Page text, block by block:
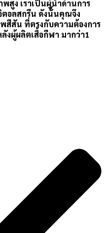
สูง เราเป็นผู้นำด้านการ
อลสกรีน ดังนั้นคุณจึง
สีสัน ที่ตรงกับความต้องการ
งผู้ผลิตเสื้อกีฬา มากว่า1